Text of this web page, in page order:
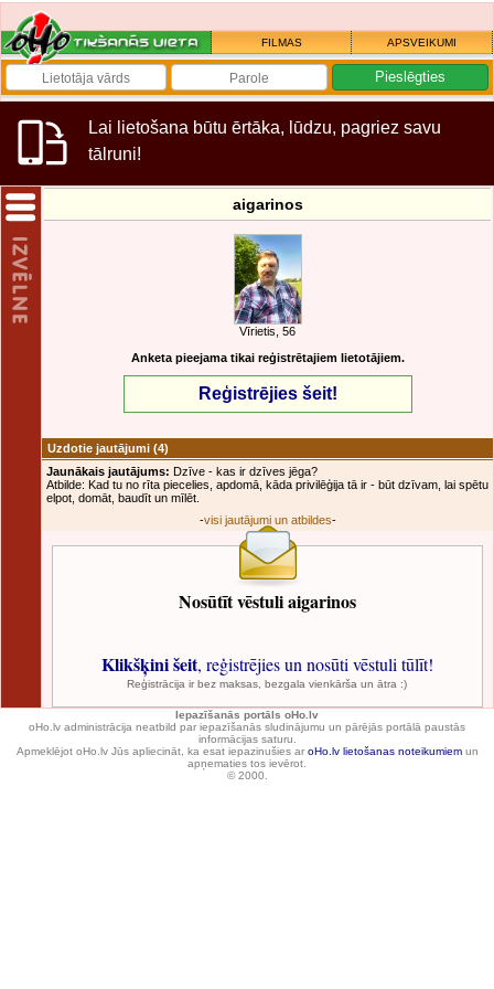
FILMAS APSVEIKUMI
Lai lietošana būtu ērtāka, lūdzu, pagriez savu
tālruni!
aigarinos
Vīrietis, 56
Anketa pieejama tikai reģistrētajiem lietotājiem.
Reģistrējies šeit!
Uzdotie jautājumi (4)
Jaunākais jautājums: Dzīve - kas ir dzīves jēga?
Atbilde: Kad tu no rīta piecelies, apdomā, kāda privilēģija tā ir - būt dzīvam, lai spētu
elpot, domāt, baudīt un mīlēt.
-visi jautājumi un atbildes-
Nosūtīt vēstuli aigarinos
Klikšķini šeit, reģistrējies un nosūti vēstuli tūlīt!
Reģistrācija ir bez maksas, bezgala vienkārša un ātra :)
Iepazīšanās portāls oHo.lv
oHo.lv administrācija neatbild par iepazīšanās sludinājumu un pārējās portālā paustās
informācijas saturu.
Apmeklējot oHo.lv Jūs apliecināt, ka esat iepazinušies ar oHo.lv lietošanas noteikumiemun
apņematies tos ievērot.
© 2000.